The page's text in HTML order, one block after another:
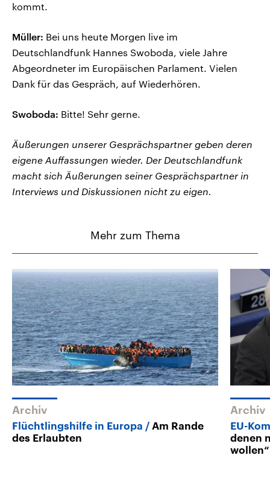
kommt.
Müller: Bei uns heute Morgen live im
Deutschlandfunk Hannes Swoboda, viele Jahre
Abgeordneter im Europäischen Parlament. Vielen
Dank für das Gespräch, auf Wiederhören.
Swoboda: Bitte! Sehr gerne.
Äußerungen unserer Gesprächspartner geben deren
eigene Auffassungen wieder. Der Deutschlandfunk
macht sich Äußerungen seiner Gesprächspartner in
Interviews und Diskussionen nicht zu eigen.
Mehr zum Thema
Archiv
Flüchtlingshilfe in Europa
Am Rande
des Erlaubten
Archiv
EU-
denen
wollen“